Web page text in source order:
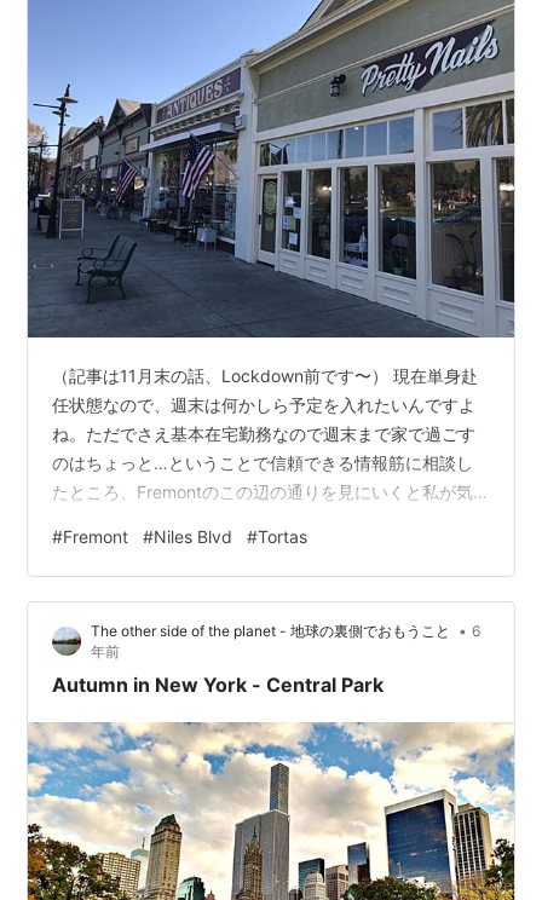
（記事は11月末の話、Lockdown前です〜） 現在単身赴
任状態なので、週末は何かしら予定を入れたいんですよ
ね。ただでさえ基本在宅勤務なので週末まで家で過ごす
のはちょっと…ということで信頼できる情報筋に相談し
たところ、Fremontのこの辺の通りを見にいくと私が気
うわけでシリコンバレーからだと約30分程度のドライブ
になりますがFremontまで行っていました。ここフリモ
ントはシリコンバレーには該当しない説が有力？のよう
です。 通りに行けば分かる、と言われたけど…実際に行
ってみてと納得しました。 確かにSilicon Valley側では見
たこ…
#Fremont #Niles Blvd #Tortas
The other side of the planet - 地球の裏側でおもうこと • 6
年前
Autumn in New York - Central Park